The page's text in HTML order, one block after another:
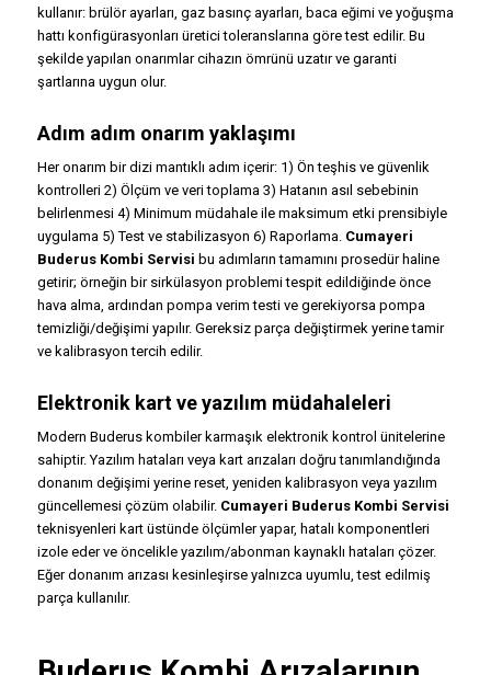
kullanır: brülör ayarları, gaz basınç ayarları, baca eğimi ve yoğuşma
hattı konfigürasyonları üretici toleranslarına göre test edilir. Bu
şekilde yapılan onarımlar cihazın ömrünü uzatır ve garanti
şartlarına uygun olur.
Adım adım onarım yaklaşımı
Her onarım bir dizi mantıklı adım içerir: 1) Ön teşhis ve güvenlik
kontrolleri 2) Ölçüm ve veri toplama 3) Hatanın asıl sebebinin
belirlenmesi 4) Minimum müdahale ile maksimum etki prensibiyle
uygulama 5) Test ve stabilizasyon 6) Raporlama. Cumayeri
Buderus Kombi Servisi bu adımların tamamını prosedür haline
getirir; örneğin bir sirkülasyon problemi tespit edildiğinde önce
hava alma, ardından pompa verim testi ve gerekiyorsa pompa
temizliği/değişimi yapılır. Gereksiz parça değiştirmek yerine tamir
ve kalibrasyon tercih edilir.
Elektronik kart ve yazılım müdahaleleri
Modern Buderus kombiler karmaşık elektronik kontrol ünitelerine
sahiptir. Yazılım hataları veya kart arızaları doğru tanımlandığında
donanım değişimi yerine reset, yeniden kalibrasyon veya yazılım
güncellemesi çözüm olabilir. Cumayeri Buderus Kombi Servisi
teknisyenleri kart üstünde ölçümler yapar, hatalı komponentleri
izole eder ve öncelikle yazılım/abonman kaynaklı hataları çözer.
Eğer donanım arızası kesinleşirse yalnızca uyumlu, test edilmiş
parça kullanılır.